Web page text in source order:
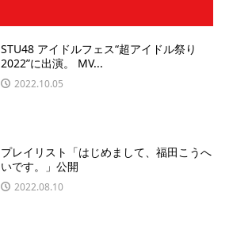
STU48 アイドルフェス“超アイドル祭り
2022”に出演。 MV...
2022.10.05
プレイリスト「はじめまして、福田こうへ
いです。」公開
2022.08.10